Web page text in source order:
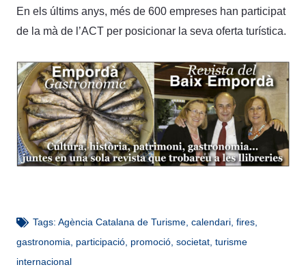
En els últims anys, més de 600 empreses han participat
de la mà de l’ACT per posicionar la seva oferta turística.
Tags: Agència Catalana de Turisme, calendari, fires,
gastronomia
participació promoció societat turisme
internacional